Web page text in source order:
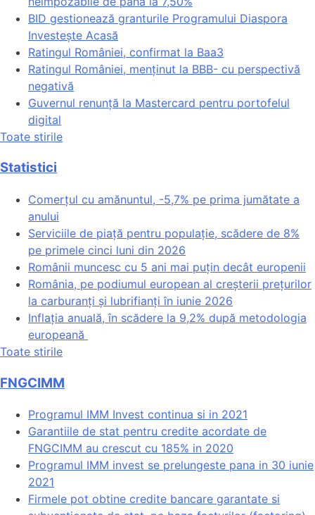
BID gestionează granturile Programului Diaspora
Investește Acasă
Ratingul României, confirmat la Baa3
Ratingul României, menținut la BBB- cu perspectivă
negativă
Guvernul renunță la Mastercard pentru portofelul
digital
Toate stirile
Statistici
Comerțul cu amănuntul, -5,7% pe prima jumătate a
anului
Serviciile de piață pentru populație, scădere de 8%
pe primele cinci luni din 2026
Românii muncesc cu 5 ani mai puțin decât europenii
România, pe podiumul european al creșterii prețurilor
la carburanți și lubrifianți în iunie 2026
Inflația anuală, în scădere la 9,2% după metodologia
europeană
Toate stirile
FNGCIMM
Programul IMM Invest continua si in 2021
Garantiile de stat pentru credite acordate de
FNGCIMM au crescut cu 185% in 2020
Programul IMM invest se prelungeste pana in 30 iunie
2021
Firmele pot obtine credite bancare garantate si